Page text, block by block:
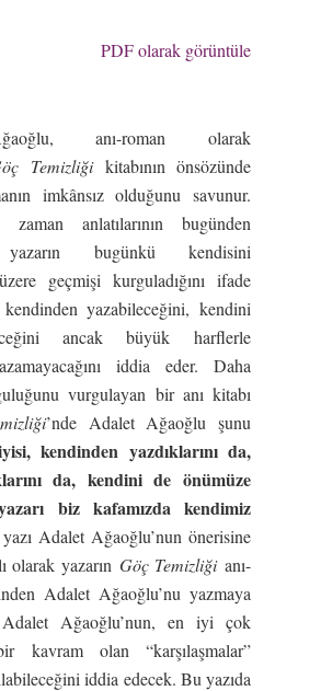
PDF olarak görüntüle
anı-roman olarak
Temizliğikitabının önsözünde
imkânsız olduğunu savunur.
anlatılarının bugünden
yazarın bugünkü kendisini
geçmişi kurguladığını ifade
kendinden yazabileceğini, kendini
ancak büyük harflerle
iddia eder. Daha
vurgulayan bir anı kitabı
’nde Adalet Ağaoğlu şunu
kendinden yazdıklarını da,
da, kendini de önümüze
biz kafamızda kendimiz
Adalet Ağaoğlu’nun önerisine
olarak yazarın Göç Temizliğianı-
Adalet Ağaoğlu’nu yazmaya
Adalet Ağaoğlu’nun, en iyi çok
kavram olan “karşılaşmalar”
iddia edecek. Bu yazıda